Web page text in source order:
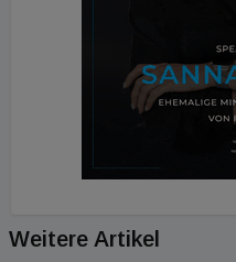
Weitere Artikel